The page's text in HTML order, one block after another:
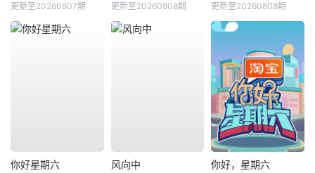
更新至20260807期 更新至20260808期 更新至20260808期
你好星期六 风向中 你好，星期六